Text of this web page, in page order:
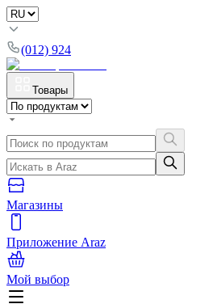
(012) 924
Товары
Магазины
Приложение Araz
Мой выбор